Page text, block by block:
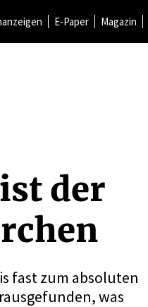
E-Paper Magazin
der
fast zum absoluten
was